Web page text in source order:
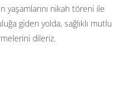
yaşamlarını nikah töreni ile
giden yolda, sağlıklı mutlu
dileriz.